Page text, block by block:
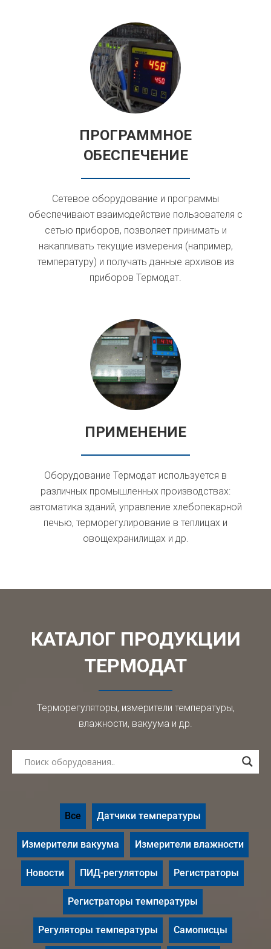
ПРОГРАММНОЕ
ОБЕСПЕЧЕНИЕ
Сетевое оборудование и программы
обеспечивают взаимодействие пользователя с
сетью приборов, позволяет принимать и
накапливать текущие измерения (например,
температуру) и получать данные архивов из
приборов Термодат.
ПРИМЕНЕНИЕ
Оборудование Термодат используется в
различных промышленных производствах:
автоматика зданий, управление хлебопекарной
печью, терморегулирование в теплицах и
овощехранилищах и др.
КАТАЛОГ ПРОДУКЦИИ
ТЕРМОДАТ
Терморегуляторы, измерители температуры,
влажности, вакуума и др.
Все Датчики температуры
Измерители вакуума Измерители влажности
Новости ПИД-регуляторы Регистраторы
Регистраторы температуры
Регуляторы температуры Самописцы